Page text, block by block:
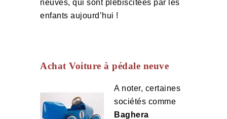
neuves, qui sont plébiscitées par les
enfants aujourd’hui !
Achat Voiture à pédale neuve
A noter, certaines
sociétés comme
Baghera